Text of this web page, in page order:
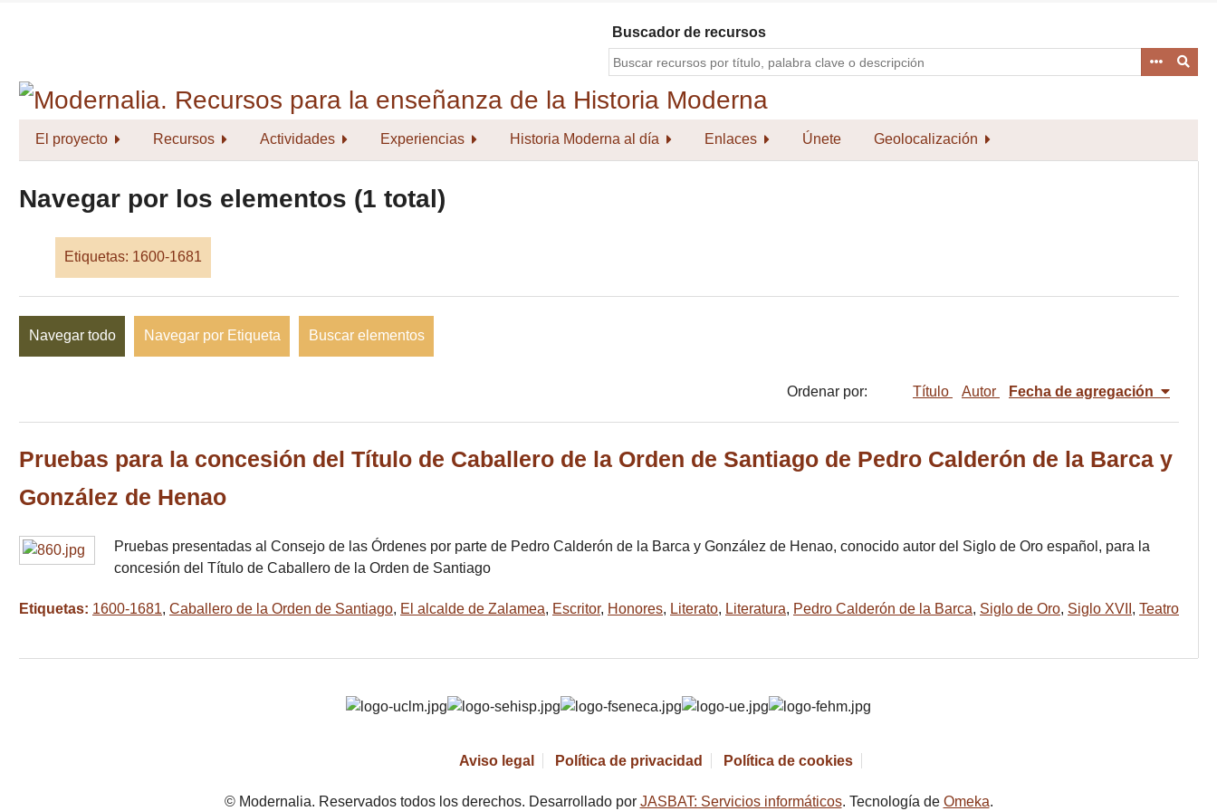
Buscador de recursos
El proyecto Recursos Actividades Experiencias Historia Moderna al día Enlaces Únete Geolocalización
Navegar por los elementos (1 total)
Etiquetas: 1600-1681
Navegar todo Navegar por Etiqueta Buscar elementos
Ordenar por: Título Autor Fecha de agregación
Pruebas para la concesión del Título de Caballero de la Orden de Santiago de Pedro Calderón de la Barca y
González de Henao
Pruebas presentadas al Consejo de las Órdenes por parte de Pedro Calderón de la Barca y González de Henao, conocido autor del Siglo de Oro español, para la
concesión del Título de Caballero de la Orden de Santiago
Etiquetas: 1600-1681, Caballero de la Orden de Santiago, El alcalde de Zalamea, Escritor, Honores, Literato, Literatura, Pedro Calderón de la Barca, Siglo de Oro, Siglo XVII , Teatro
Aviso legal Política de privacidad Política de cookies
© Modernalia. Reservados todos los derechos. Desarrollado por JASBAT: Servicios informáticos. Tecnología de Omeka.